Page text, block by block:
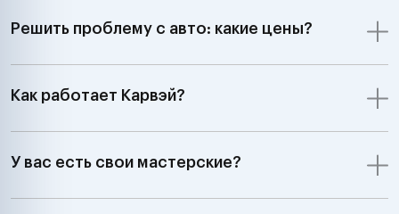
Решить проблему с авто: какие цены?
Как работает Карвэй?
У вас есть свои мастерские?